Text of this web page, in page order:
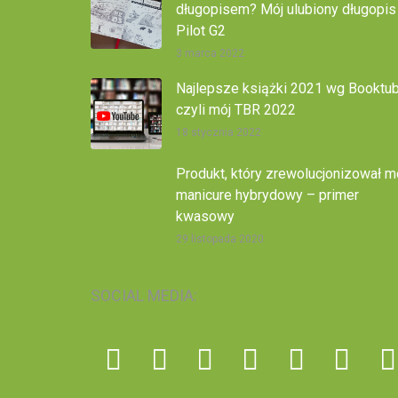
długopisem? Mój ulubiony długopis
Pilot G2
3 marca 2022
Najlepsze książki 2021 wg
czyli mój TBR 2022
18 stycznia 2022
Produkt, który zrewolucjonizował
manicure hybrydowy – primer
kwasowy
29 listopada 2020
SOCIAL MEDIA: